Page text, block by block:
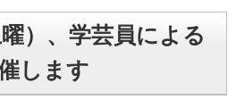
）、学芸員による
します